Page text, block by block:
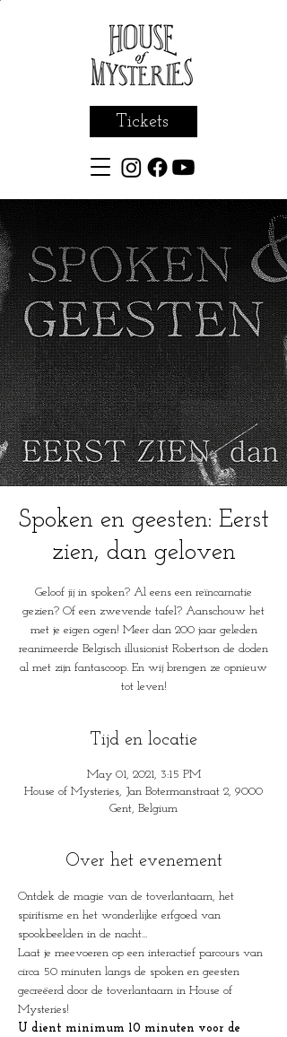
Tickets
Spoken en geesten: Eerst
zien, dan geloven
Geloof jij in spoken? Al eens een reïncarnatie
gezien? Of een zwevende tafel? Aanschouw het
met je eigen ogen! Meer dan 200 jaar geleden
reanimeerde Belgisch illusionist Robertson de doden
al met zijn fantascoop. En wij brengen ze opnieuw
tot leven!
Tijd en locatie
May 01, 2021, 3:15 PM
House of Mysteries, Jan Botermanstraat 2, 9000
Gent, Belgium
Over het evenement
Ontdek de magie van de toverlantaarn, het
spiritisme en het wonderlijke erfgoed van
spookbeelden in de nacht...
Laat je meevoeren op een interactief parcours van
circa 50 minuten langs de spoken en geesten
gecreëerd door de toverlantaarn in House of
Mysteries!
U dient minimum 10 minuten voor de